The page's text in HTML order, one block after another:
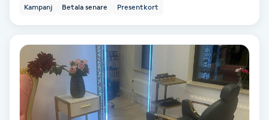
Healing
Herrklippning
HIFU
Hollywood Peel
Kampanj Betala senare Presentkort